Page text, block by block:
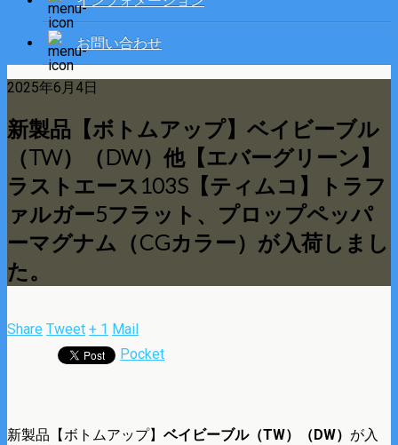
お問い合わせ
2025年6月4日
新製品【ボトムアップ】ベイビーブル
（TW）（DW）他【エバーグリーン】
ラストエース103S【ティムコ】トラフ
ァルガー5フラット、プロップペッパ
ーマグナム（CGカラー）が入荷しまし
た。
Share Tweet + 1 Mail
Pocket
新製品【ボトムアップ】 ベイビーブル（TW）（DW） が入